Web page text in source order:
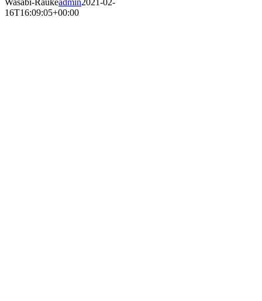
Wasabi-Raukeadmin2021-02-
16T16:09:05+00:00